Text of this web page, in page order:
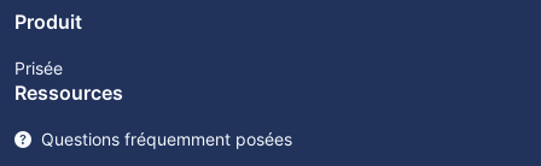
Produit
Prisée
Ressources
Questions fréquemment posées